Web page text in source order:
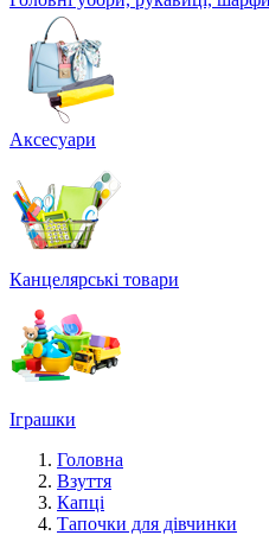
Аксесуари
Канцелярські товари
Іграшки
Головна
Взуття
Капці
Тапочки для дівчинки